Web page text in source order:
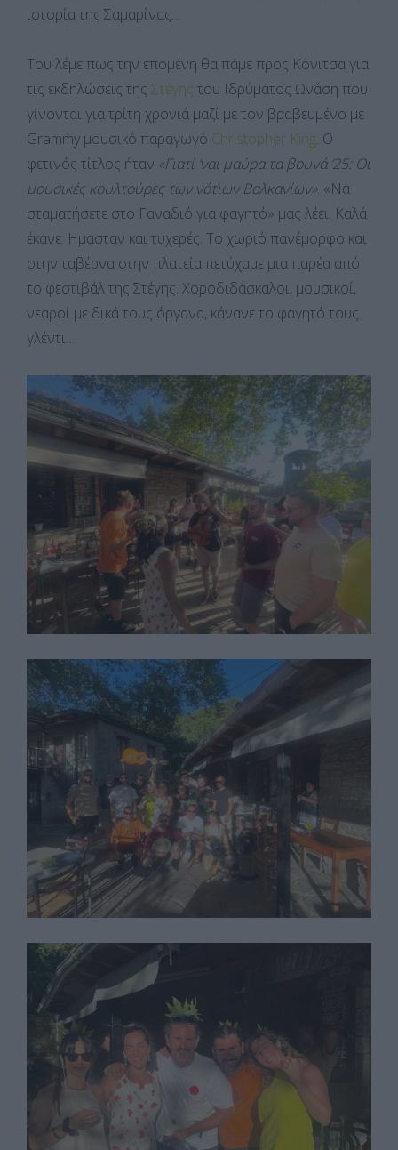
ιστορία της Σαμαρίνας…
Του λέμε πως την επομένη θα πάμε προς Κόνιτσα για
τις εκδηλώσεις της Στέγης του Ιδρύματος Ωνάση που
γίνονται για τρίτη χρονιά μαζί με τον βραβευμένο με
Grammy μουσικό παραγωγό Christopher King. Ο
φετινός τίτλος ήταν «Γιατί ’ναι μαύρα τα βουνά ’25: Οι
μουσικές κουλτούρες των νότιων Βαλκανίων». «Να
σταματήσετε στο Γαναδιό για φαγητό» μας λέει. Καλά
έκανε. Ήμασταν και τυχερές. Το χωριό πανέμορφο και
στην ταβέρνα στην πλατεία πετύχαμε μια παρέα από
το φεστιβάλ της Στέγης. Χοροδιδάσκαλοι, μουσικοί,
νεαροί με δικά τους όργανα, κάνανε το φαγητό τους
γλέντι…